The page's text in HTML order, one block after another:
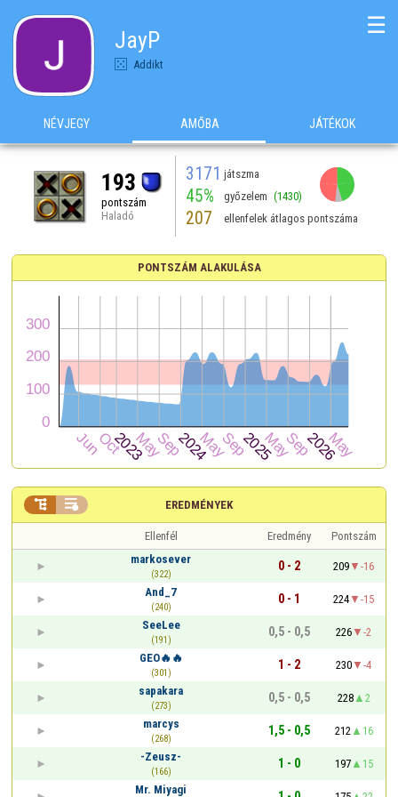
JayP
Addikt
☰
NÉVJEGY AMŐBA JÁTÉKOK
193
pontszám
Haladó
3171 játszma
45% győzelem (1430)
207 ellenfelek átlagos pontszáma
PONTSZÁM ALAKULÁSA
EREDMÉNYEK
 
Ellenfél Eredmény
Pontszám
markosever
(322)
0 - 2 209
-16
And_7
(240)
0 - 1 224
-15
SeeLee
(191)
0,5 - 0,5 226
-2
GEO🔥🔥
(301)
1 - 2 230
-4
sapakara
(273)
0,5 - 0,5 228
2
marcys
(268)
1,5 - 0,5 212
16
-Zeusz-
(166)
1 - 0 197
15
Mr. Miyagi